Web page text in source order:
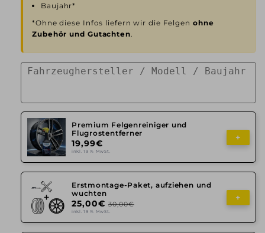
Baujahr*
*Ohne diese Infos liefern wir die Felgen ohne
Zubehör und Gutachten.
Premium Felgenreiniger und
Flugrostentferner
19,99€
inkl. 19 % MwSt.
+
Erstmontage-Paket, aufziehen und
wuchten
25,00€ 30,00€
inkl. 19 % MwSt.
+